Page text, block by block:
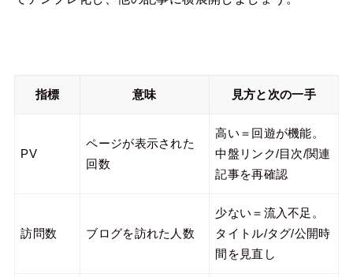
指標 意味 見方と次の一手
PV
ページが表示された
回数
高い＝回遊が機能。
中盤リンク/目次/関連
記事を再確認
訪問数 ブログを訪れた人数
少ない＝流入不足。
タイトル/タグ/公開時
間を見直し